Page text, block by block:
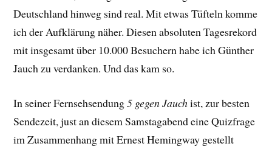
Deutschland hinweg sind real. Mit etwas Tüfteln komme
ich der Aufklärung näher. Diesen absoluten Tagesrekord
mit insgesamt über 10.000 Besuchern habe ich Günther
Jauch zu verdanken. Und das kam so.
In seiner Fernsehsendung5 gegen Jauchist, zur besten
Sendezeit, just an diesem Samstagabend eine Quizfrage
im Zusammenhang mit Ernest Hemingway gestellt